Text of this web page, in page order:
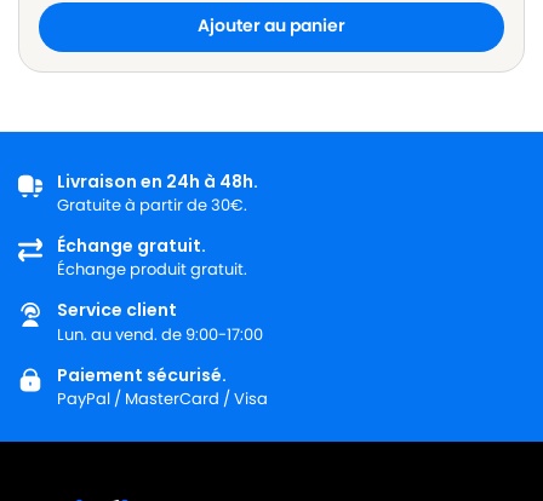
Ajouter au panier
Livraison en 24h à 48h.
Gratuite à partir de 30€.
Échange gratuit.
Échange produit gratuit.
Service client
Lun. au vend. de 9:00-17:00
Paiement sécurisé.
PayPal / MasterCard / Visa